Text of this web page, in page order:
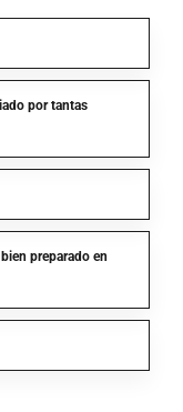
por tantas
preparado en